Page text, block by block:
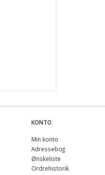
KONTO
Min konto
Adressebog
Ønskeliste
Ordrehistorik